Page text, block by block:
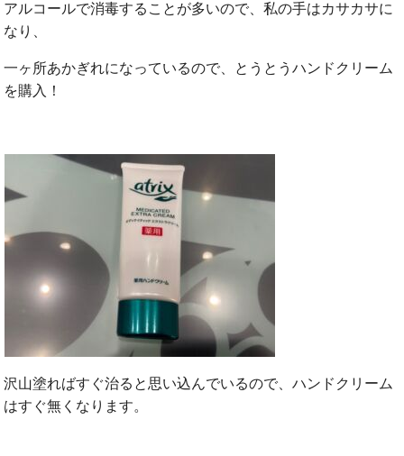
アルコールで消毒することが多いので、私の手はカサカサに
なり、
一ヶ所あかぎれになっているので、とうとうハンドクリーム
を購入！
沢山塗ればすぐ治ると思い込んでいるので、ハンドクリーム
はすぐ無くなります。